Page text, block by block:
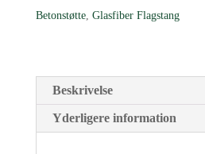
Betonstøtte, Glasfiber Flagstang
Beskrivelse
Yderligere information